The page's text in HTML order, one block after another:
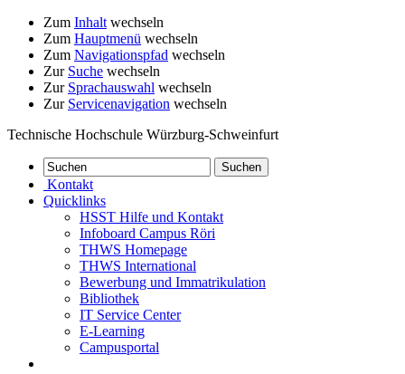
Zum Inhalt wechseln
Zum Hauptmenü wechseln
Zum Navigationspfad wechseln
Zur Suche wechseln
Zur Sprachauswahl wechseln
Zur Servicenavigation wechseln
Technische Hochschule Würzburg-Schweinfurt
Kontakt
Quicklinks
HSST Hilfe und Kontakt
Infoboard Campus Röri
THWS Homepage
THWS International
Bewerbung und Immatrikulation
Bibliothek
IT Service Center
E-Learning
Campusportal